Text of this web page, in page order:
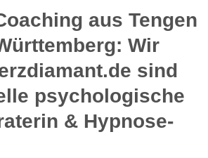
aus Tengen
Wir
sind
psychologische
& Hypnose-